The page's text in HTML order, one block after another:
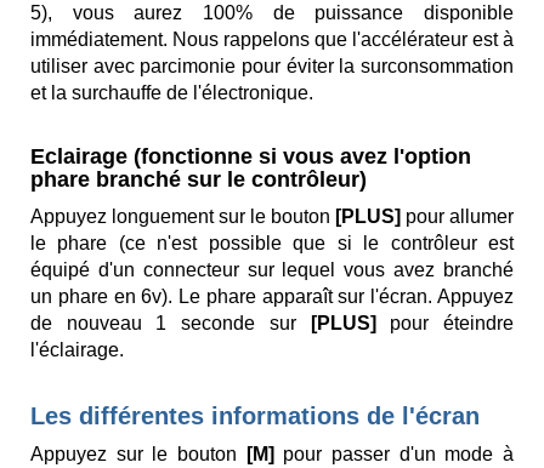
5), vous aurez 100% de puissance disponible
immédiatement. Nous rappelons que l'accélérateur est à
utiliser avec parcimonie pour éviter la surconsommation
et la surchauffe de l'électronique.
Eclairage (fonctionne si vous avez l'option
phare branché sur le contrôleur)
Appuyez longuement sur le bouton [PLUS] pour allumer
le phare (ce n'est possible que si le contrôleur est
équipé d'un connecteur sur lequel vous avez branché
un phare en 6v). Le phare apparaît sur l'écran. Appuyez
de nouveau 1 seconde sur
[PLUS] pour éteindre
l'éclairage.
Les différentes informations de l'écran
Appuyez sur le bouton [M] pour passer d'un mode à